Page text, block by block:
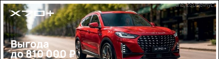
erid: 2SDnjdvnyL7